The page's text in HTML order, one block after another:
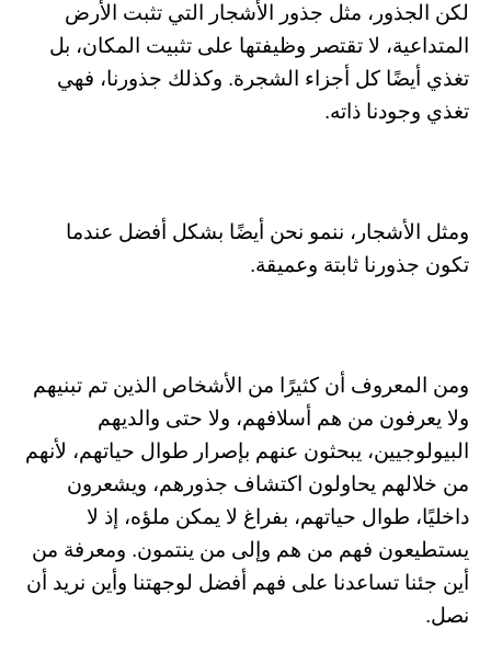
لكن الجذور، مثل جذور الأشجار التي تثبت الأرض
المتداعية، لا تقتصر وظيفتها على تثبيت المكان، بل
تغذي أيضًا كل أجزاء الشجرة. وكذلك جذورنا، فهي
تغذي وجودنا ذاته.
ومثل الأشجار، ننمو نحن أيضًا بشكل أفضل عندما
تكون جذورنا ثابتة وعميقة.
ومن المعروف أن كثيرًا من الأشخاص الذين تم تبنيهم
ولا يعرفون من هم أسلافهم، ولا حتى والديهم
البيولوجيين، يبحثون عنهم بإصرار طوال حياتهم، لأنهم
من خلالهم يحاولون اكتشاف جذورهم، ويشعرون
داخليًا، طوال حياتهم، بفراغ لا يمكن ملؤه، إذ لا
يستطيعون فهم من هم وإلى من ينتمون. ومعرفة من
أين جئنا تساعدنا على فهم أفضل لوجهتنا وأين نريد أن
نصل.